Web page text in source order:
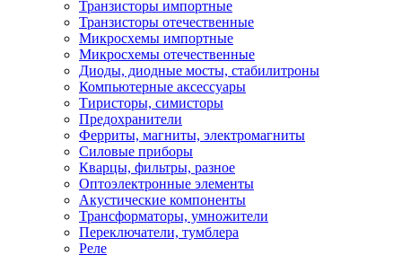
Транзисторы импортные
Транзисторы отечественные
Микросхемы импортные
Микросхемы отечественные
Диоды, диодные мосты, стабилитроны
Компьютерные аксессуары
Тиристоры, симисторы
Предохранители
Ферриты, магниты, электромагниты
Силовые приборы
Кварцы, фильтры, разное
Оптоэлектронные элементы
Акустические компоненты
Трансформаторы, умножители
Переключатели, тумблера
Реле